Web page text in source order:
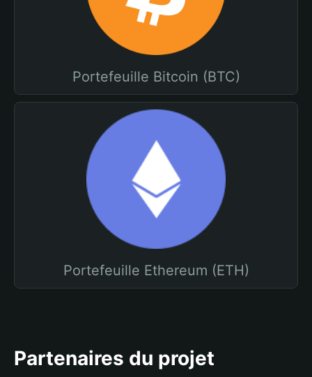
Portefeuille Bitcoin (BTC)
Portefeuille Ethereum (ETH)
Partenaires du projet